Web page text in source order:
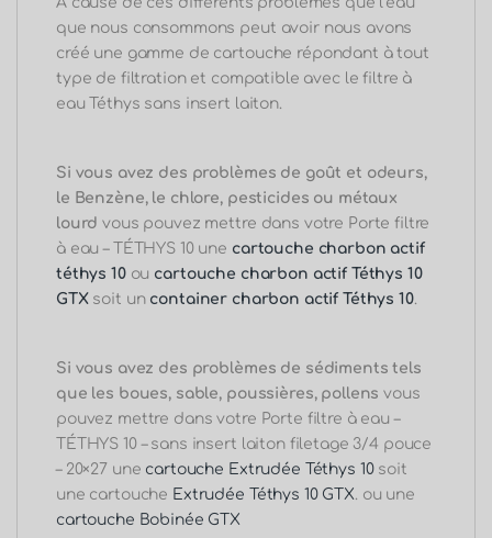
que nous consommons peut avoir nous avons
créé une gamme de cartouche répondant à tout
type de filtration et compatible avec le filtre à
eau Téthys sans insert laiton.
Si vous avez des problèmes de goût et odeurs,
le Benzène, le chlore, pesticides ou métaux
lourd vous pouvez mettre dans votre Porte filtre
à eau – TÉTHYS 10 une cartouche charbon actif
téthys 10 ou cartouche charbon actif Téthys 10
GTX soit un container charbon actif Téthys 10.
Si vous avez des problèmes de sédiments tels
que les boues, sable, poussières, pollens vous
pouvez mettre dans votre Porte filtre à eau –
TÉTHYS 10 – sans insert laiton filetage 3/4 pouce
– 20×27 une cartouche Extrudée Téthys 10soit
une cartouche Extrudée Téthys 10 GTX. ou une
cartouche Bobinée GTX